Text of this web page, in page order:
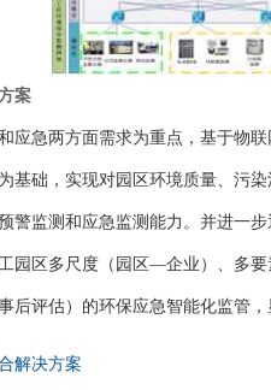
案
应急两方面需求为重点，基于物
基础，实现对园区环境质量、污
警监测和应急监测能力。并进一
园区多尺度（园区—企业）、多
评估）的环保应急智能化监管
解决方案